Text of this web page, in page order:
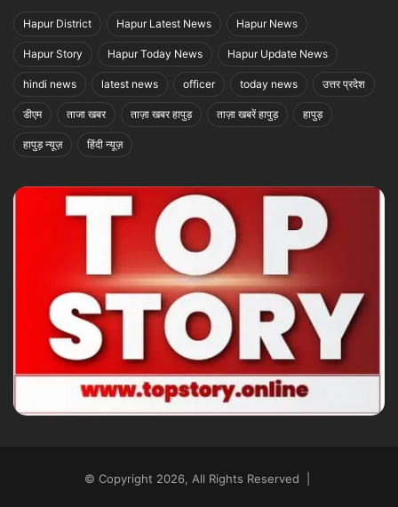
Hapur District Hapur Latest News Hapur News
Hapur Story Hapur Today News Hapur Update News
hindi news latest news officer today news उत्तर प्रदेश
डीएम ताजा खबर ताज़ा खबर हापुड़ ताज़ा खबरें हापुड़ हापुड़
हापुड़ न्यूज़ हिंदी न्यूज़
© Copyright 2026, All Rights Reserved |